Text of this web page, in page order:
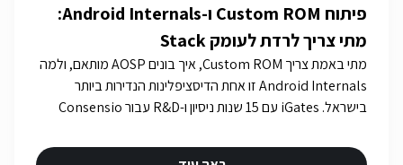
פיתוח Custom ROM ו-Android Internals:
מתי צריך לרדת לעומק Stack
מתי באמת צריך Custom ROM, איך בונים AOSP מותאם, ולמה
Android Internals זו אחת הדיסציפלינות הנדירות ביותר
בישראל. iGates עם 15 שנות ניסיון ו-R&D עבור Consensio